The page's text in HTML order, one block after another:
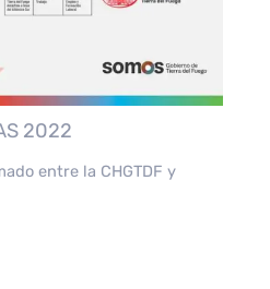
2022
entre la CHGTDF y